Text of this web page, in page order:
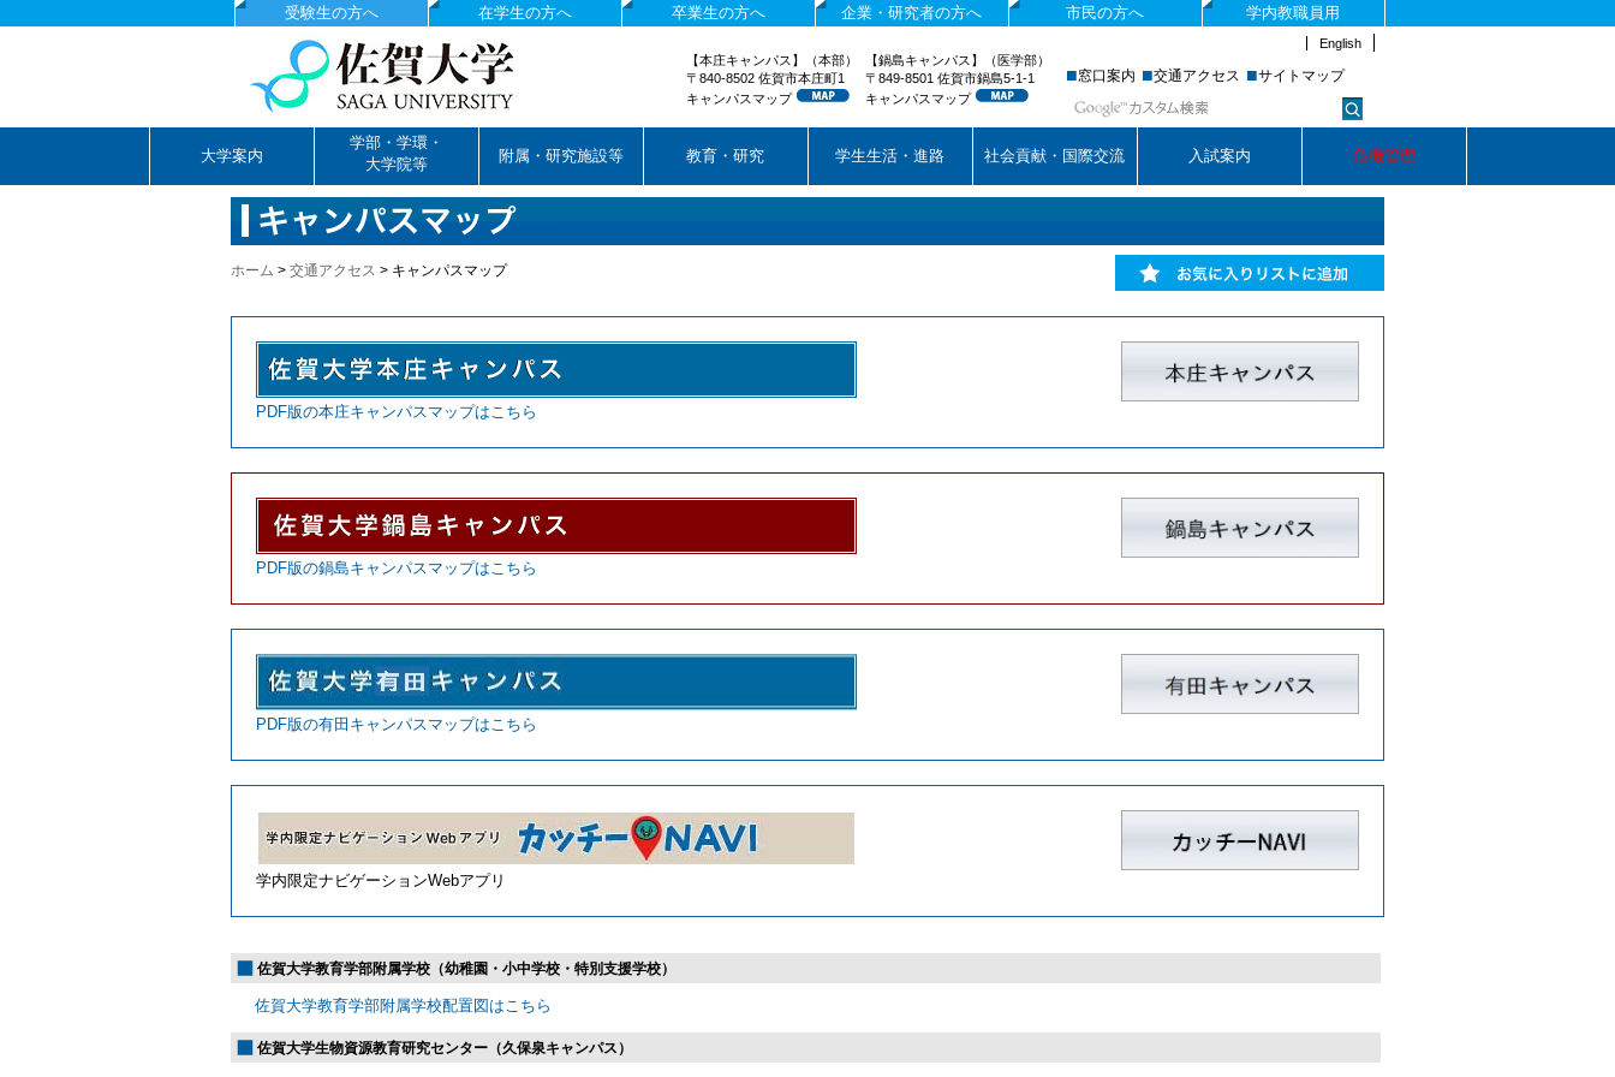
学内教職員用
市民の方へ
企業・研究者の方へ
卒業生の方へ
在学生の方へ
受験生の方へ
国立大学法人佐賀大学
【本庄キャンパス】（本部）
〒840-8502 佐賀市本庄町1
キャンパスマップ
【鍋島キャンパス】（医学部）
〒849-8501 佐賀市鍋島5-1-1
キャンパスマップ
English
■窓口案内 ■交通アクセス ■サイトマップ
大学案内
学部・学環・
大学院等
附属・研究施設等 教育・研究 学生生活・進路 社会貢献・国際交流 入試案内 危機管理
ホーム > 交通アクセス > キャンパスマップ
PDF版の本庄キャンパスマップはこちら
PDF版の鍋島キャンパスマップはこちら
PDF版の有田キャンパスマップはこちら
学内限定ナビゲーションWebアプリ
佐賀大学教育学部附属学校（幼稚園・小中学校・特別支援学校）
佐賀大学教育学部附属学校配置図はこちら
佐賀大学生物資源教育研究センター（久保泉キャンパス）